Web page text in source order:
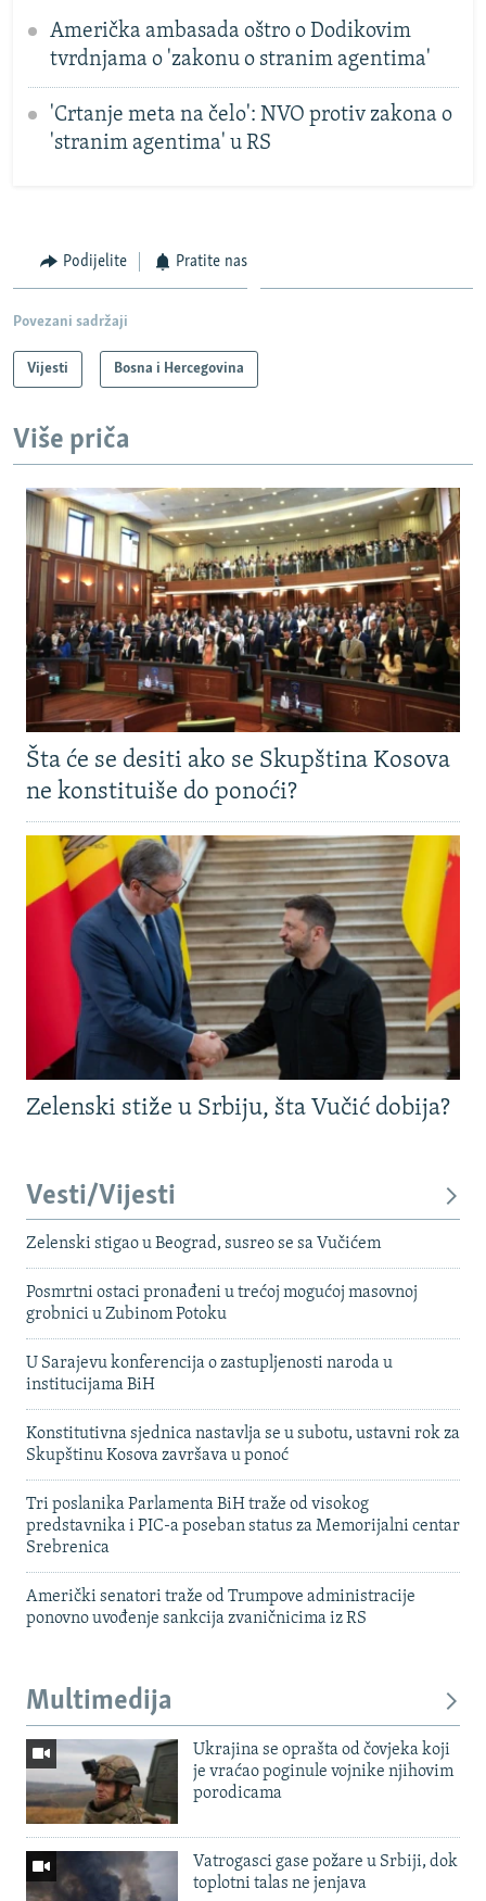
Američka ambasada oštro o Dodikovim
tvrdnjama o 'zakonu o stranim agentima'
'Crtanje meta na čelo': NVO protiv zakona o
'stranim agentima' u RS
Podijelite Pratite nas
Povezani sadržaji
Vijesti Bosna i Hercegovina
Više priča
Šta će se desiti ako se Skupština Kosova
ne konstituiše do ponoći?
Zelenski stiže u Srbiju, šta Vučić dobija?
Vesti/Vijesti
Zelenski stigao u Beograd, susreo se sa Vučićem
Posmrtni ostaci pronađeni u trećoj mogućoj masovnoj
grobnici u Zubinom Potoku
U Sarajevu konferencija o zastupljenosti naroda u
institucijama BiH
Konstitutivna sjednica nastavlja se u subotu, ustavni rok za
Skupštinu Kosova završava u ponoć
Tri poslanika Parlamenta BiH traže od visokog
predstavnika i PIC-a poseban status za Memorijalni centar
Srebrenica
Američki senatori traže od Trumpove administracije
ponovno uvođenje sankcija zvaničnicima iz RS
Multimedija
Ukrajina se oprašta od čovjeka koji
je vraćao poginule vojnike njihovim
porodicama
Vatrogasci gase požare u Srbiji, dok
toplotni talas ne jenjava